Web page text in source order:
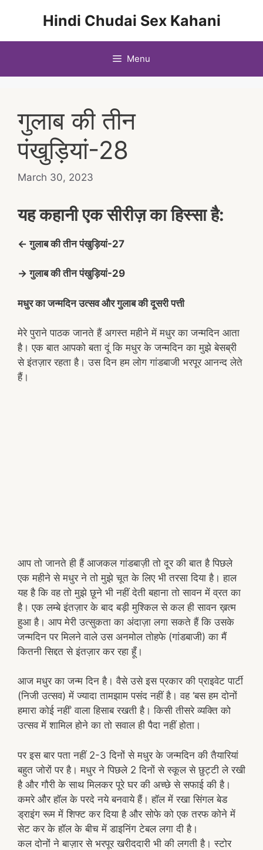
Hindi Chudai Sex Kahani
Menu
गुलाब की तीन
पंखुड़ियां-28
March 30, 2023
यह कहानी एक सीरीज़ का हिस्सा है:
← गुलाब की तीन पंखुड़ियां-27
→ गुलाब की तीन पंखुड़ियां-29
मधुर का जन्मदिन उत्सव और गुलाब की दूसरी पत्ती
मेरे पुराने पाठक जानते हैं अगस्त महीने में मधुर का जन्मदिन आता
है। एक बात आपको बता दूं कि मधुर के जन्मदिन का मुझे बेसब्री
से इंतज़ार रहता है। उस दिन हम लोग गांडबाजी भरपूर आनन्द लेते
हैं।
आप तो जानते ही हैं आजकल गांडबाज़ी तो दूर की बात है पिछले
एक महीने से मधुर ने तो मुझे चूत के लिए भी तरसा दिया है। हाल
यह है कि वह तो मुझे छूने भी नहीं देती बहाना तो सावन में व्रत का
है। एक लम्बे इंतज़ार के बाद बड़ी मुश्किल से कल ही सावन ख़त्म
हुआ है। आप मेरी उत्सुकता का अंदाज़ा लगा सकते हैं कि उसके
जन्मदिन पर मिलने वाले उस अनमोल तोहफे (गांडबाजी) का मैं
कितनी सिद्दत से इंतज़ार कर रहा हूँ।
आज मधुर का जन्म दिन है। वैसे उसे इस प्रकार की प्राइवेट पार्टी
(निजी उत्सव) में ज्यादा तामझाम पसंद नहीं है। वह ‘बस हम दोनों
हमारा कोई नहीं’ वाला हिसाब रखती है। किसी तीसरे व्यक्ति को
उत्सव में शामिल होने का तो सवाल ही पैदा नहीं होता।
पर इस बार पता नहीं 2-3 दिनों से मधुर के जन्मदिन की तैयारियां
बहुत जोरों पर है। मधुर ने पिछले 2 दिनों से स्कूल से छुट्टी ले रखी
है और गौरी के साथ मिलकर पूरे घर की अच्छे से सफाई की है।
कमरे और हॉल के परदे नये बनवाये हैं। हॉल में रखा सिंगल बेड
ड्राइंग रूम में शिफ्ट कर दिया है और सोफे को एक तरफ कोने में
सेट कर के हॉल के बीच में डाइनिंग टेबल लगा दी है।
कल दोनों ने बाज़ार से भरपूर खरीददारी भी की लगती है। स्टोर